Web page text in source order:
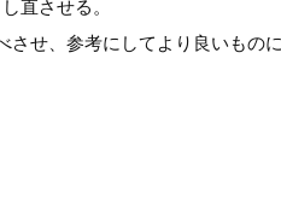
直させる。
せ、参考にしてより良いも